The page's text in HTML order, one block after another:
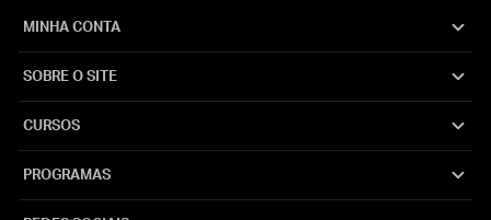
MINHA CONTA
SOBRE O SITE
CURSOS
PROGRAMAS